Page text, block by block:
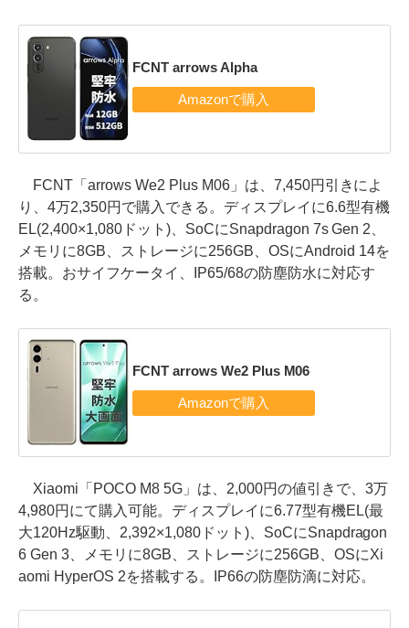
FCNT arrows Alpha
FCNT「arrows We2 Plus M06」は、7,450円引きによ
り、4万2,350円で購入できる。ディスプレイに6.6型有機
EL(2,400×1,080ドット)、SoCにSnapdragon 7s Gen 2、
メモリに8GB、ストレージに256GB、OSにAndroid 14を
搭載。おサイフケータイ、IP65/68の防塵防水に対応す
る。
FCNT arrows We2 Plus M06
Xiaomi「POCO M8 5G」は、2,000円の値引きで、3万
4,980円にて購入可能。ディスプレイに6.77型有機EL(最
大120Hz駆動、2,392×1,080ドット)、SoCにSnapdragon
6 Gen 3、メモリに8GB、ストレージに256GB、OSにXi
aomi HyperOS 2を搭載する。IP66の防塵防滴に対応。